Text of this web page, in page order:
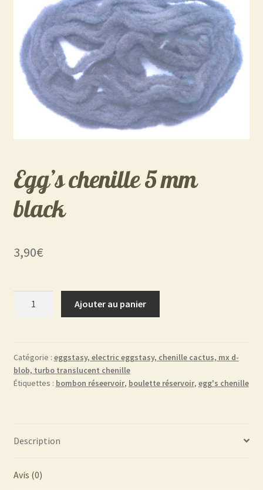
Egg’s chenille 5 mm
black
3,90€
5
mm
black
Ajouter au panier
Catégorie : eggstasy, electric eggstasy, chenille cactus, mx d-
blob, turbo translucent chenille
Étiquettes : bombon réseervoir, boulette réservoir, egg's chenille
Description
Avis (0)